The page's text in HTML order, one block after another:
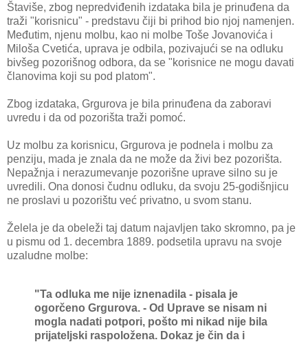
Štaviše, zbog nepredviđenih izdataka bila je prinuđena da
traži "korisnicu" - predstavu čiji bi prihod bio njoj namenjen.
Međutim, njenu molbu, kao ni molbe Toše Jovanovića i
Miloša Cvetića, uprava je odbila, pozivajući se na odluku
bivšeg pozorišnog odbora, da se "korisnice ne mogu davati
članovima koji su pod platom".
Zbog izdataka, Grgurova je bila prinuđena da zaboravi
uvredu i da od pozorišta traži pomoć.
Uz molbu za korisnicu, Grgurova je podnela i molbu za
penziju, mada je znala da ne može da živi bez pozorišta.
Nepažnja i nerazumevanje pozorišne uprave silno su je
uvredili. Ona donosi čudnu odluku, da svoju 25-godišnjicu
ne proslavi u pozorištu već privatno, u svom stanu.
Želela je da obeleži taj datum najavljen tako skromno, pa je
u pismu od 1. decembra 1889. podsetila upravu na svoje
uzaludne molbe:
"Ta odluka me nije iznenadila - pisala je
ogorčeno Grgurova. - Od Uprave se nisam ni
mogla nadati potpori, pošto mi nikad nije bila
prijateljski raspoložena. Dokaz je čin da i